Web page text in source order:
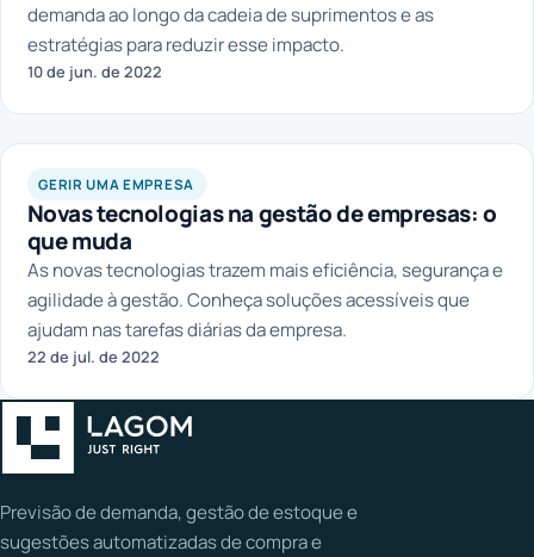
demanda ao longo da cadeia de suprimentos e as
estratégias para reduzir esse impacto.
10 de jun. de 2022
GERIR UMA EMPRESA
Novas tecnologias na gestão de empresas: o
que muda
As novas tecnologias trazem mais eficiência, segurança e
agilidade à gestão. Conheça soluções acessíveis que
ajudam nas tarefas diárias da empresa.
22 de jul. de 2022
Previsão de demanda, gestão de estoque e
sugestões automatizadas de compra e